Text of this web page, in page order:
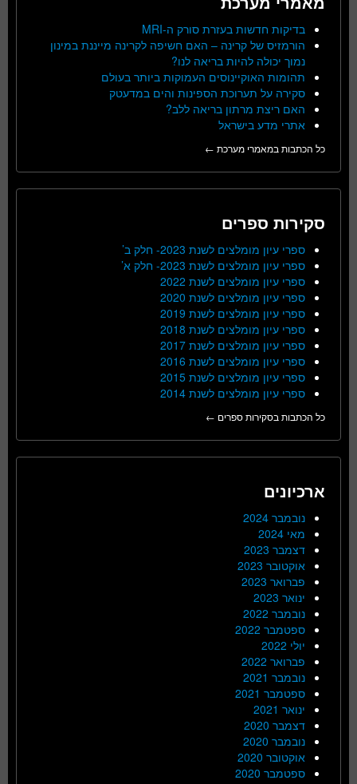
בדיקות חדשות בעזרת סורק ה-MRI
הורמזיס של קרינה – האם חשיפה לקרינה מייננת במינון
נמוך יכולה להיות בריאה לנו?
תהומות האוקיינוסים העמוקות ביותר בעולם
סקירה על תערוכת הספינות והים במדעטק
האם ריצת מרתון בריאה ללב?
אתרי מדע בישראל
כל הכתבות במאמרי מערכת ←
סקירות ספרים
ספרי עיון מומלצים לשנת 2023- חלק ב’
ספרי עיון מומלצים לשנת 2023- חלק א’
ספרי עיון מומלצים לשנת 2022
ספרי עיון מומלצים לשנת 2020
ספרי עיון מומלצים לשנת 2019
ספרי עיון מומלצים לשנת 2018
ספרי עיון מומלצים לשנת 2017
ספרי עיון מומלצים לשנת 2016
ספרי עיון מומלצים לשנת 2015
ספרי עיון מומלצים לשנת 2014
כל הכתבות בסקירות ספרים ←
ארכיונים
נובמבר 2024
מאי 2024
דצמבר 2023
אוקטובר 2023
פברואר 2023
ינואר 2023
נובמבר 2022
ספטמבר 2022
יולי 2022
פברואר 2022
נובמבר 2021
ספטמבר 2021
ינואר 2021
דצמבר 2020
נובמבר 2020
אוקטובר 2020
ספטמבר 2020